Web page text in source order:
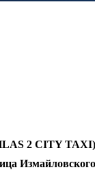
2 CITY TAXI)